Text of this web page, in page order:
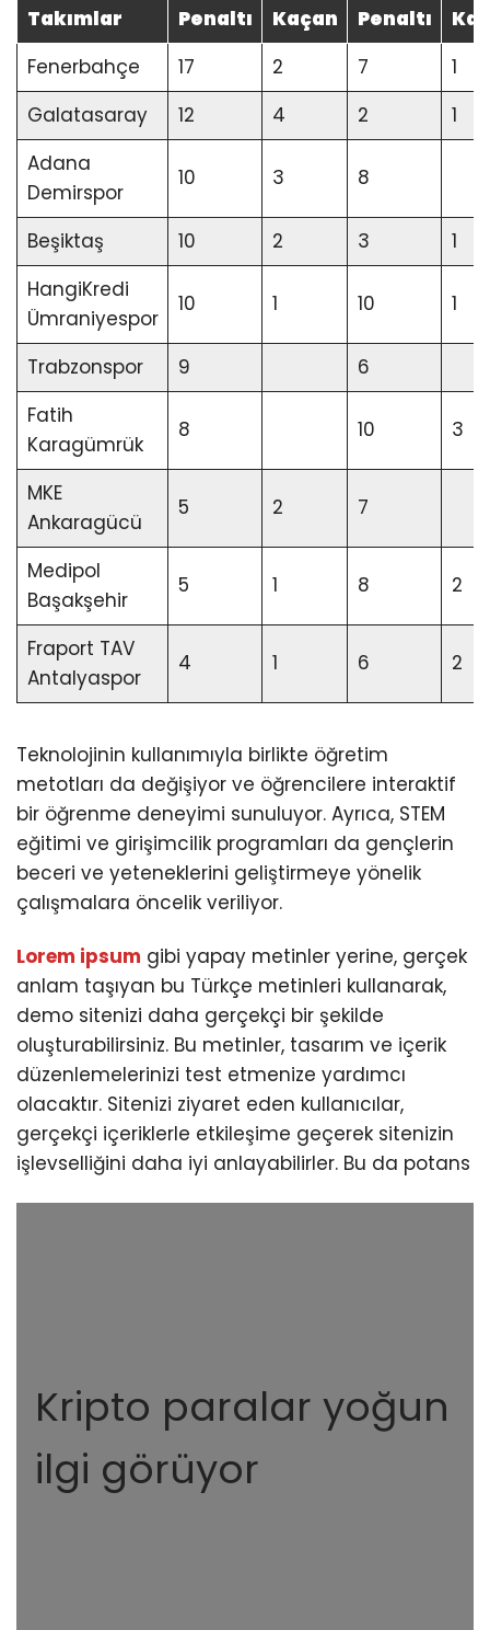
Takımlar Penaltı Kaçan Penaltı
Fenerbahçe
17 2 7
1
Galatasaray
12 4 2
1
Adana
Demirspor
10 3 8
Beşiktaş 10 2 3
1
HangiKredi
Ümraniyespor
10 1 10 1
Trabzonspor 9
6
Fatih
Karagümrük
8 10 3
MKE
Ankaragücü
5 2 7
Medipol
Başakşehir
5 1 8 2
Fraport TAV
Antalyaspor
4 1 6 2
Teknolojinin kullanımıyla birlikte öğretim
metotları da değişiyor ve öğrencilere interaktif
bir öğrenme deneyimi sunuluyor. Ayrıca, STEM
eğitimi ve girişimcilik programları da gençlerin
beceri ve yeteneklerini geliştirmeye yönelik
çalışmalara öncelik veriliyor.
Lorem ipsum gibi yapay metinler yerine, gerçek
anlam taşıyan bu Türkçe metinleri kullanarak,
demo sitenizi daha gerçekçi bir şekilde
oluşturabilirsiniz. Bu metinler, tasarım ve içerik
düzenlemelerinizi test etmenize yardımcı
olacaktır. Sitenizi ziyaret eden kullanıcılar,
gerçekçi içeriklerle etkileşime geçerek sitenizin
işlevselliğini daha iyi anlayabilirler. Bu da potans
Kripto paralar yoğun
ilgi görüyor